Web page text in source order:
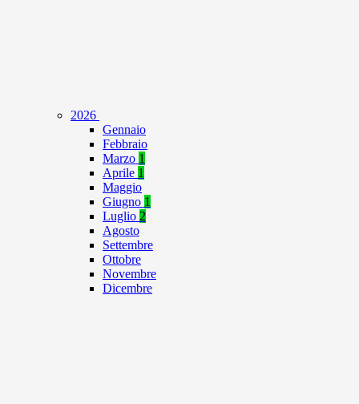
2026
Gennaio
Febbraio
Marzo 1
Aprile 1
Maggio
Giugno 1
Luglio 2
Agosto
Settembre
Ottobre
Novembre
Dicembre